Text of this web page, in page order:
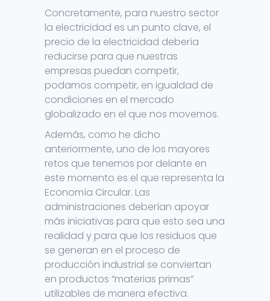
Concretamente, para nuestro sector
la electricidad es un punto clave, el
precio de la electricidad debería
reducirse para que nuestras
empresas puedan competir,
podamos competir, en igualdad de
condiciones en el mercado
globalizado en el que nos movemos.
Además, como he dicho
anteriormente, uno de los mayores
retos que tenemos por delante en
este momento es el que representa la
Economía Circular. Las
administraciones deberían apoyar
más iniciativas para que esto sea una
realidad y para que los residuos que
se generan en el proceso de
producción industrial se conviertan
en productos “materias primas”
utilizables de manera efectiva.